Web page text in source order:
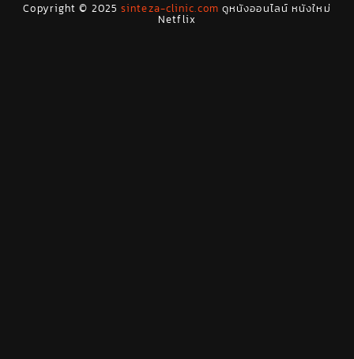
Drama ดราม่า (29)
Copyright © 2025sinteza-clinic.com ดูหนังออนไลน์ หนังใหม่
Netflix